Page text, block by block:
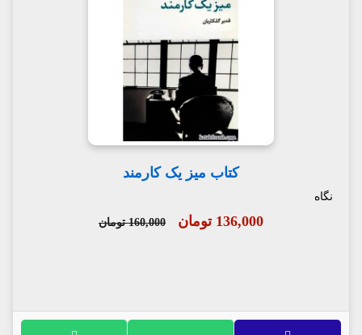
کتاب میز یک کارمند
نگاه
136,000 تومان 160,000 تومان